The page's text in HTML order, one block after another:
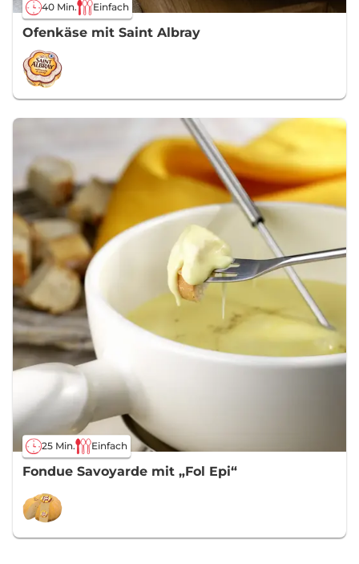
40 Min. Einfach
Ofenkäse mit Saint Albray
25 Min. Einfach
Fondue Savoyarde mit „Fol Epi“